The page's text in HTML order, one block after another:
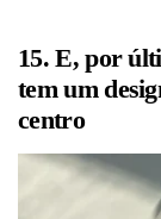
15. E, por
tem um
centro